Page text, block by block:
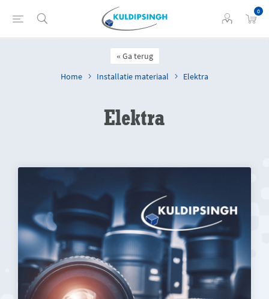
0
Ga terug
Home
Installatie materiaal Elektra
Elektra